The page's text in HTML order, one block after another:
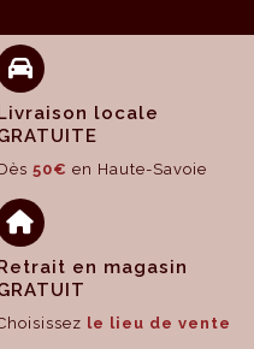
locale
50€ en Haute-Savoie
en magasin
le lieu de vente